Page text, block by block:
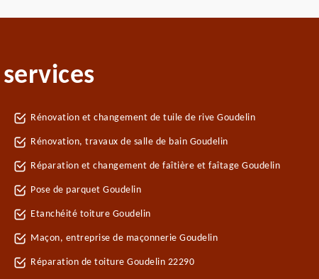
Rénovation et changement de tuile de rive Goudelin
Rénovation, travaux de salle de bain Goudelin
Réparation et changement de faîtière et faîtage Goudelin
Pose de parquet Goudelin
Etanchéité toiture Goudelin
Maçon, entreprise de maçonnerie Goudelin
Réparation de toiture Goudelin 22290